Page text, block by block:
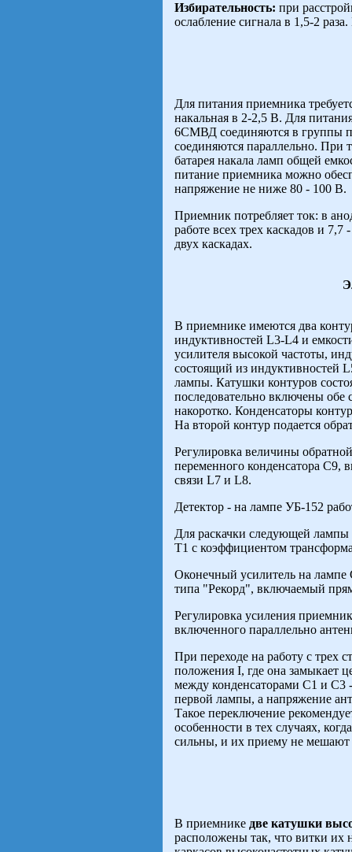
Избирательность: при
ослабление сигнала в 1,5-2
Для питания приемника
накальная в 2-2,5 В. Для
6СМВД соединяются в группы
соединяются параллельно. При
батарея накала ламп общей
питание приемника можно
напряжение не ниже 80 - 100 В.
Приемник потребляет ток: в
работе всех трех каскадов и
двух каскадах.
В приемнике имеются два
индуктивностей L3-L4 и
усилителя высокой частоты,
состоящий из индуктивностей
лампы. Катушки контуров
последовательно включены обе
накоротко. Конденсаторы
На второй контур подается
Регулировка величины
переменного конденсатора С9,
связи L7 и L8.
Детектор - на лампе УБ-152
Для раскачки следующей
Т1 с коэффициентом
Оконечный усилитель на лампе
типа "Рекорд", включаемый
Регулировка усиления
включенного параллельно
При переходе на работу с трех
положения I, где она замыкает
между конденсаторами С1 и С3
первой лампы, а напряжение
Такое переключение
особенности в тех случаях,
сильны, и их приему не мешают
В приемнике две катушки
расположены так, что витки их